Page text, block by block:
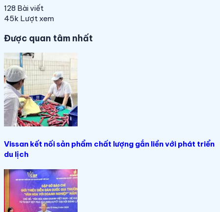
128 Bài viết
45k Lượt xem
Được quan tâm nhất
Vissan kết nối sản phẩm chất lượng gắn liền với phát triển
du lịch